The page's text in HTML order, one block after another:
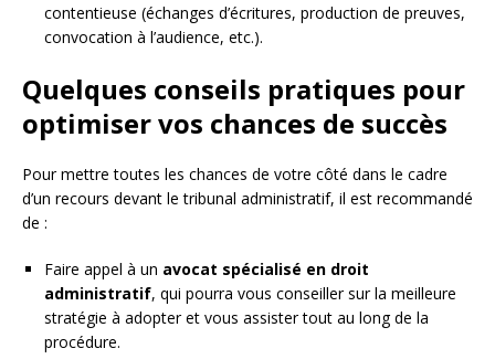
contentieuse (échanges d’écritures, production de preuves,
convocation à l’audience, etc.).
Quelques conseils pratiques pour
optimiser vos chances de succès
Pour mettre toutes les chances de votre côté dans le cadre
d’un recours devant le tribunal administratif, il est recommandé
de :
Faire appel à un avocat spécialisé en droit
administratif, qui pourra vous conseiller sur la meilleure
stratégie à adopter et vous assister tout au long de la
procédure.